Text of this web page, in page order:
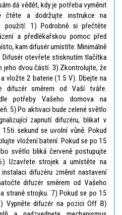
dá vědět, kdy je potřeba vyměnit
čtěte a dodržujte instrukce na
použití: 1) Podrobně si přečtěte
a předlékařskou pomoc před
kam difusér umístíte. Minimálně
Difusér otevřete stisknutím tlačítka
jeho dvou částí. 3) Zkontrolujte, že
vložte 2 baterie (1.5 V). Dbejte na
difuzér směrem od Vaší tváře.
potřeby Vašeho domova na
5) Po aktivaci bude zelené světlo
zapnutí difuzéru, blikat v
15ti sekund se uvolní vůně. Pokud
vložení baterií. Pokud se po 15
světlo bliká červeně postupujte
Uzavřete strojek a umístěte na
difuzéru změnit nastavení
difuzér směrem od Vašeho
straně strojku. 7) Pokud se po 15
Vypněte difuzér na pozici Off B)